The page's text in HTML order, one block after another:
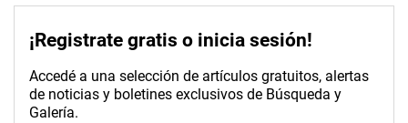
¡Registrate gratis o inicia sesión!
Accedé a una selección de artículos gratuitos, alertas
de noticias y boletines exclusivos de Búsqueda y
Galería.